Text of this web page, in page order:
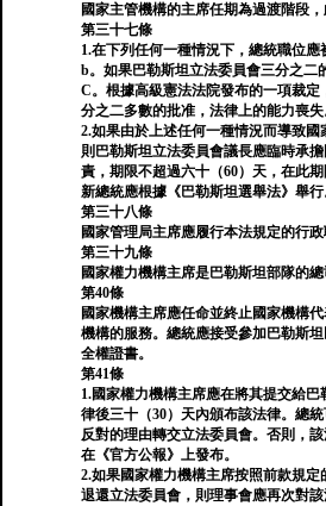
國家主管機構的主席任期為過渡階段，
第三十七條
1.在下列任何一種情況下，總統職位應
b。如果巴勒斯坦立法委員會三分之二
C。根據高級憲法法院發布的一項裁
分之二多數的批准，法律上的能力喪失
2.如果由於上述任何一種情況而導致國
則巴勒斯坦立法委員會議長應臨時承
責，期限不超過六十（60）天，在此
新總統應根據《巴勒斯坦選舉法》舉行
第三十八條
國家管理局主席應履行本法規定的行政
第三十九條
國家權力機構主席是巴勒斯坦部隊的總
第40條
國家機構主席應任命並終止國家機構
機構的服務。總統應接受參加巴勒斯
全權證書。
第41條
1.國家權力機構主席應在將其提交給
律後三十（30）天內頒布該法律。總
反對的理由轉交立法委員會。否則，
在《官方公報》上發布。
2.如果國家權力機構主席按照前款規
退還立法委員會，則理事會應再次對